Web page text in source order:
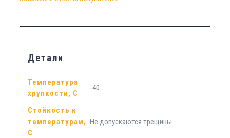
Детали
Температура
хрупкости, С
-40
Стойкость к
температурам,
С
Не допускаются трещины